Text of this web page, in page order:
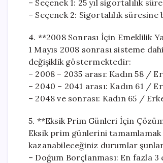
– Seçenek 1: 25 yıl sigortalılık
– Seçenek 2: Sigortalılık süresine
4. **2008 Sonrası İçin Emeklilik
1 Mayıs 2008 sonrası sisteme
değişiklik göstermektedir:
– 2008 – 2035 arası: Kadın 58 /
– 2040 – 2041 arası: Kadın 61 /
– 2048 ve sonrası: Kadın 65 /
5. **Eksik Prim Günleri İçin
Eksik prim günlerini
kazanabileceğiniz durumlar
– Doğum Borçlanması: En fazla 3